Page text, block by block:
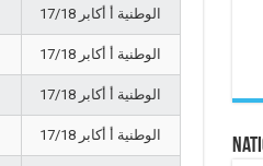
الوطنية أ أكابر 17/18
الوطنية أ أكابر 17/18
الوطنية أ أكابر 17/18
الوطنية أ أكابر 17/18